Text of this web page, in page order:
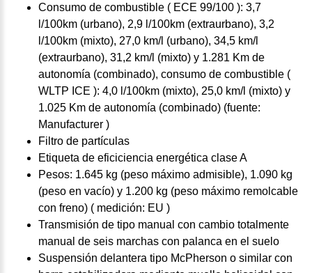
Consumo de combustible ( ECE 99/100 ): 3,7
l/100km (urbano), 2,9 l/100km (extraurbano), 3,2
l/100km (mixto), 27,0 km/l (urbano), 34,5 km/l
(extraurbano), 31,2 km/l (mixto) y 1.281 Km de
autonomía (combinado), consumo de combustible (
WLTP ICE ): 4,0 l/100km (mixto), 25,0 km/l (mixto) y
1.025 Km de autonomía (combinado) (fuente:
Manufacturer )
Filtro de partículas
Etiqueta de eficiciencia energética clase A
Pesos: 1.645 kg (peso máximo admisible), 1.090 kg
(peso en vacío) y 1.200 kg (peso máximo remolcable
con freno) ( medición: EU )
Transmisión de tipo manual con cambio totalmente
manual de seis marchas con palanca en el suelo
Suspensión delantera tipo McPherson o similar con